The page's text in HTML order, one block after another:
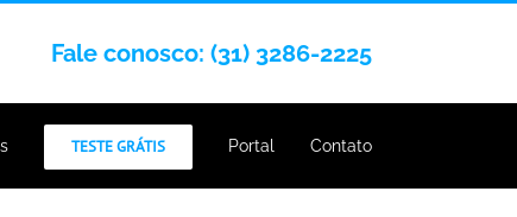
Fale conosco: (31) 3286-2225
TESTE GRÁTIS Portal Contato